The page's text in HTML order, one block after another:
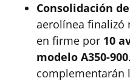
Consolidación
aerolínea finalizó
en firme por 10
modelo A350-900
complementarán